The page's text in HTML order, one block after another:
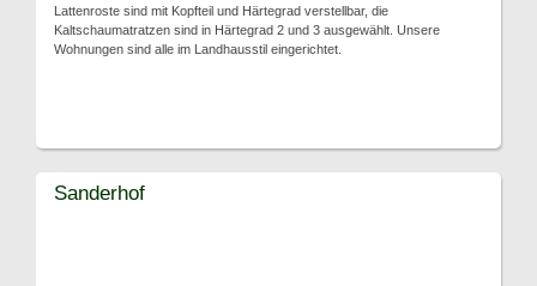
Lattenroste sind mit Kopfteil und Härtegrad verstellbar, die
Kaltschaumatratzen sind in Härtegrad 2 und 3 ausgewählt. Unsere
Wohnungen sind alle im Landhausstil eingerichtet.
Sanderhof